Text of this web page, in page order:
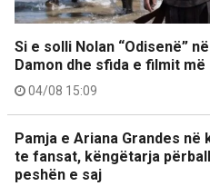
Si e solli Nolan “Odisenë”
Damon dhe sfida e filmit
04/08 15:09
Pamja e Ariana Grandes
te fansat, këngëtarja
peshën e saj